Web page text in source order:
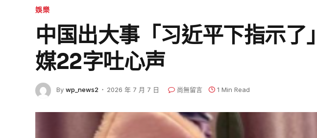
娛樂
中国出大事「习近平下指示
媒22字吐心声
By wp_news2 2026 年 7 月 7 日 尚無留言 1 Min Read